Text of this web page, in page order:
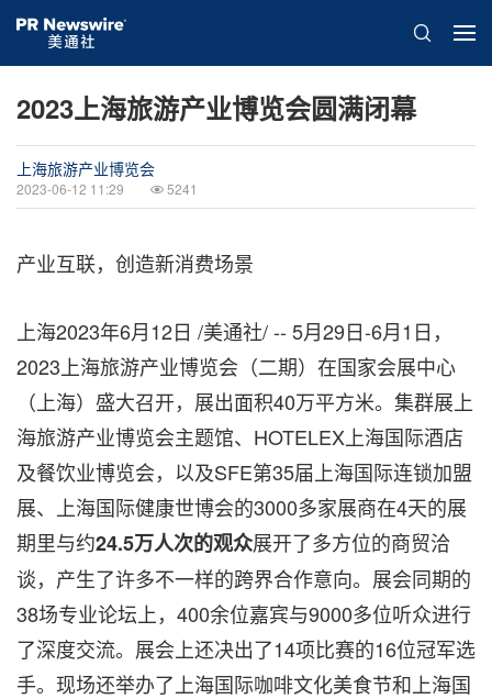
2023上海旅游产业博览会圆满闭幕
上海旅游产业博览会
2023-06-12 11:29 5241
产业互联，创造新消费场景
上海2023年6月12日 /美通社/ -- 5月29日-6月1日，
2023上海旅游产业博览会（二期）在国家会展中心
（上海）盛大召开，展出面积40万平方米。集群展上
海旅游产业博览会主题馆、HOTELEX上海国际酒店
及餐饮业博览会，以及SFE第35届上海国际连锁加盟
展、上海国际健康世博会的3000多家展商在4天的展
期里与约24.5万人次的观众展开了多方位的商贸洽
谈，产生了许多不一样的跨界合作意向。展会同期的
38场专业论坛上，400余位嘉宾与9000多位听众进行
了深度交流。展会上还决出了14项比赛的16位冠军选
手。现场还举办了上海国际咖啡文化美食节和上海国